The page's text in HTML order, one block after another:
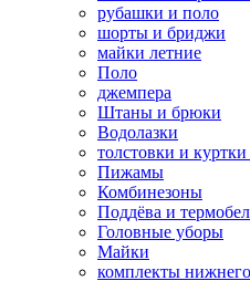
рубашки и поло
шорты и бриджи
майки летние
Поло
джемпера
Штаны и брюки
Водолазки
толстовки и
Пижамы
Комбинезоны
Поддёва и
Головные уборы
Майки
комплекты